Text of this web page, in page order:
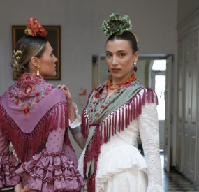
se puede poner tanto arriba en